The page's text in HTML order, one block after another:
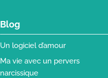
Blog
Un logiciel d’amour
Ma vie avec un pervers
narcissique